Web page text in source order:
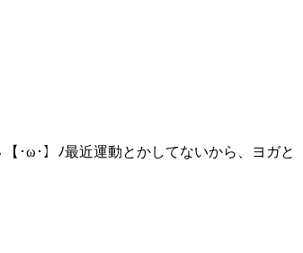
･ω･】ﾉ最近運動とかしてないから、ヨガと